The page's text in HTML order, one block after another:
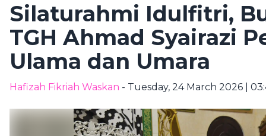
Silaturahmi Idulfitri,
TGH Ahmad Syairazi
Ulama dan Umara
Hafizah Fikriah Waskan - Tuesday, 24 March 2026 |